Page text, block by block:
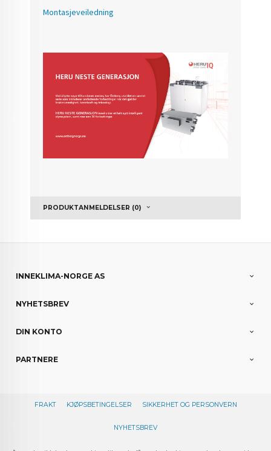
Montasjeveiledning
PRODUKTANMELDELSER (0)
INNEKLIMA-NORGE AS
NYHETSBREV
DIN KONTO
PARTNERE
FRAKT KJØPSBETINGELSER SIKKERHET OG PERSONVERN
NYHETSBREV